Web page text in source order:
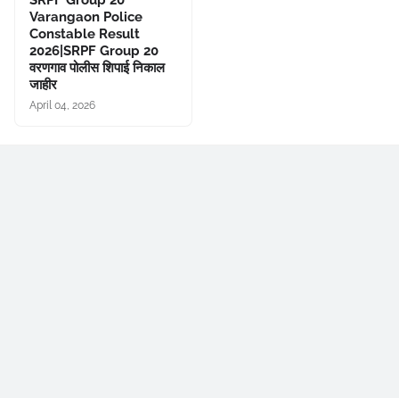
Varangaon Police
Constable Result
2026|SRPF Group 20
वरणगाव पोलीस शिपाई निकाल
जाहीर
April 04, 2026